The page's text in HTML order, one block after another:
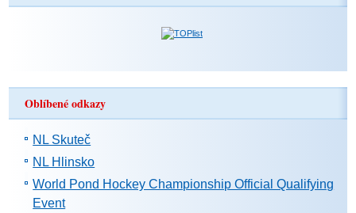
Oblíbené odkazy
NL Skuteč
NL Hlinsko
World Pond Hockey Championship Official Qualifying
Event